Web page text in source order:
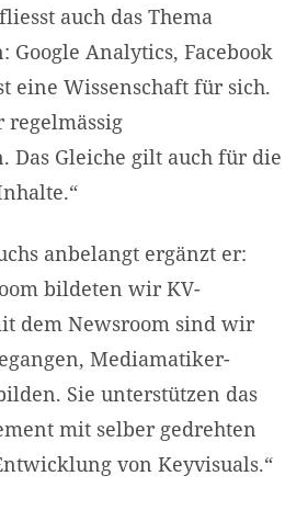
auch das Thema
Google Analytics, Facebook
eine Wissenschaft für sich.
Das Gleiche gilt auch für die
anbelangt ergänzt er:
bildeten wir KV-
dem Newsroom sind wir
Mediamatiker-
Sie unterstützen das
mit selber gedrehten
von Keyvisuals.“